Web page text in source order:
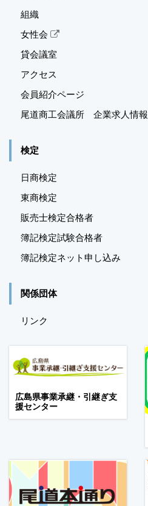
組織
女性会
貸会議室
アクセス
会員紹介ページ
尾道商工会議所 企業求人情報
検定
日商検定
東商検定
販売士検定合格者
簿記検定試験合格者
簿記検定ネット申し込み
関係団体
リンク
広島県事業承継・引継ぎ支
援センター